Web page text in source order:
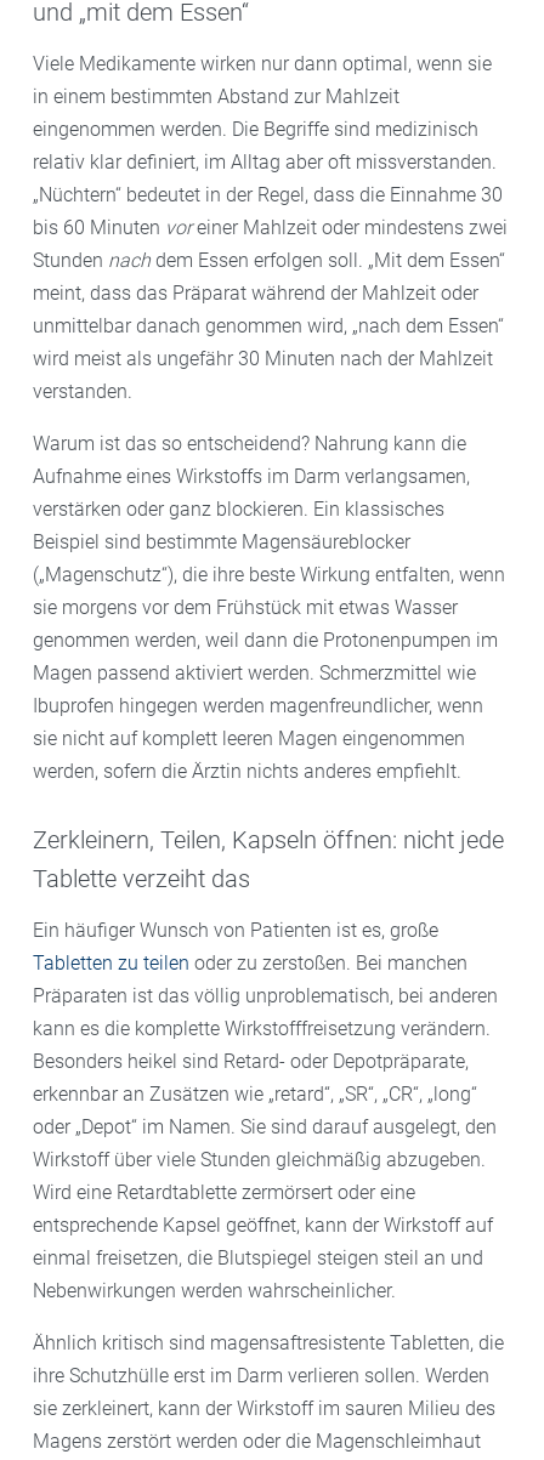
und „mit dem Essen“
Viele Medikamente wirken nur dann optimal, wenn sie
in einem bestimmten Abstand zur Mahlzeit
eingenommen werden. Die Begriffe sind medizinisch
relativ klar definiert, im Alltag aber oft missverstanden.
„Nüchtern“ bedeutet in der Regel, dass die Einnahme 30
bis 60 Minuten voreiner Mahlzeit oder mindestens zwei
Stunden nach dem Essen erfolgen soll. „Mit dem Essen“
meint, dass das Präparat während der Mahlzeit oder
unmittelbar danach genommen wird, „nach dem Essen“
wird meist als ungefähr 30 Minuten nach der Mahlzeit
verstanden.
Warum ist das so entscheidend? Nahrung kann die
Aufnahme eines Wirkstoffs im Darm verlangsamen,
verstärken oder ganz blockieren. Ein klassisches
Beispiel sind bestimmte Magensäureblocker
(„Magenschutz“), die ihre beste Wirkung entfalten, wenn
sie morgens vor dem Frühstück mit etwas Wasser
genommen werden, weil dann die Protonenpumpen im
Magen passend aktiviert werden. Schmerzmittel wie
Ibuprofen hingegen werden magenfreundlicher, wenn
sie nicht auf komplett leeren Magen eingenommen
werden, sofern die Ärztin nichts anderes empfiehlt.
Zerkleinern, Teilen, Kapseln öffnen: nicht jede
Tablette verzeiht das
Ein häufiger Wunsch von Patienten ist es, große
Tabletten zu teilen oder zu zerstoßen. Bei manchen
Präparaten ist das völlig unproblematisch, bei anderen
kann es die komplette Wirkstofffreisetzung verändern.
Besonders heikel sind Retard- oder Depotpräparate,
erkennbar an Zusätzen wie „retard“, „SR“, „CR“, „long“
oder „Depot“ im Namen. Sie sind darauf ausgelegt, den
Wirkstoff über viele Stunden gleichmäßig abzugeben.
Wird eine Retardtablette zermörsert oder eine
entsprechende Kapsel geöffnet, kann der Wirkstoff auf
einmal freisetzen, die Blutspiegel steigen steil an und
Nebenwirkungen werden wahrscheinlicher.
Ähnlich kritisch sind magensaftresistente Tabletten, die
ihre Schutzhülle erst im Darm verlieren sollen. Werden
sie zerkleinert, kann der Wirkstoff im sauren Milieu des
Magens zerstört werden oder die Magenschleimhaut